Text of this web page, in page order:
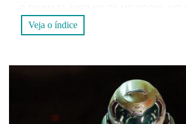
A REVELAÇÃO DA IDENTIDADE DO
O LEGADO DO DOOM SLAYER
PERGUNTAS FREQUENTES (FAQS)
Veja o índice